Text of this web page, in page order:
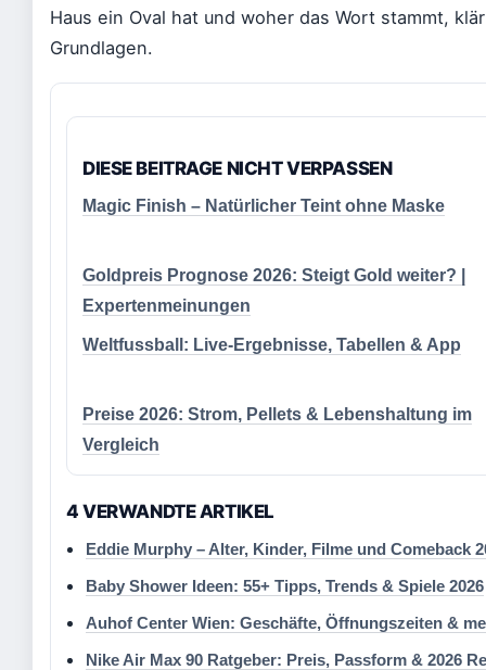
Haus ein Oval hat und woher das Wort stammt,
Grundlagen.
DIESE BEITRAGE NICHT VERPASSEN
Magic Finish – Natürlicher Teint ohne Maske
Goldpreis Prognose 2026: Steigt Gold weiter? |
Expertenmeinungen
Weltfussball: Live-Ergebnisse, Tabellen & App
Preise 2026: Strom, Pellets & Lebenshaltung im
Vergleich
4 VERWANDTE ARTIKEL
Eddie Murphy – Alter, Kinder, Filme und Comeback
Baby Shower Ideen: 55+ Tipps, Trends & Spiele 2026
Auhof Center Wien: Geschäfte, Öffnungszeiten &
Nike Air Max 90 Ratgeber: Preis, Passform & 2026